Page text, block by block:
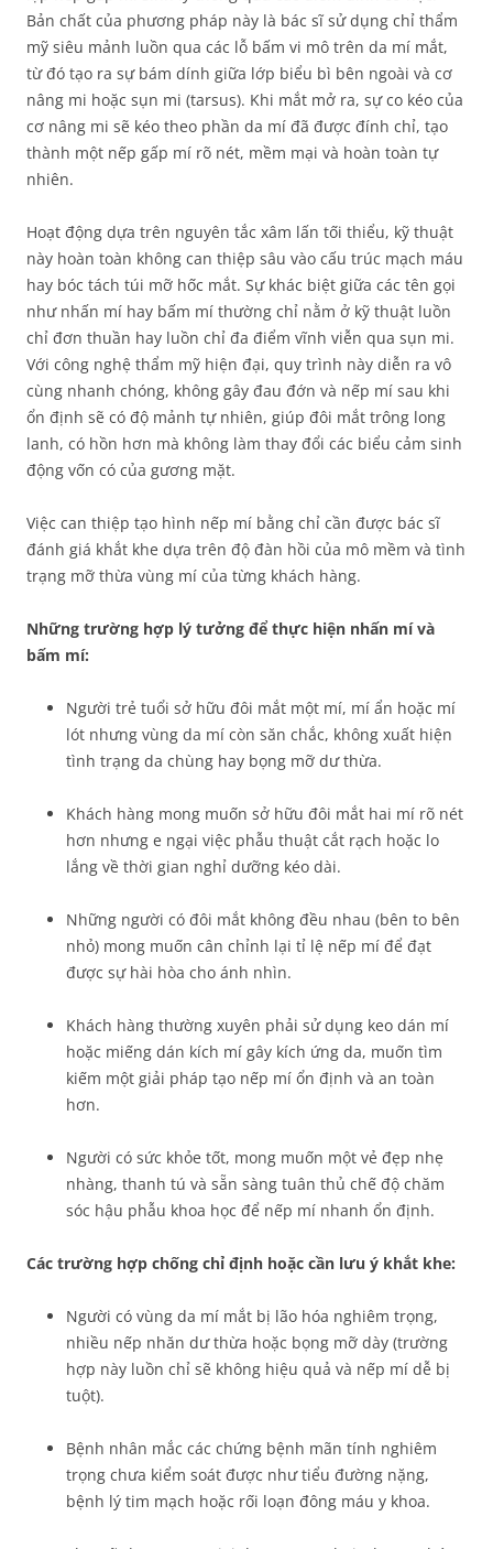
Bản chất của phương pháp này là bác sĩ sử dụng chỉ thẩm
mỹ siêu mảnh luồn qua các lỗ bấm vi mô trên da mí mắt,
từ đó tạo ra sự bám dính giữa lớp biểu bì bên ngoài và cơ
nâng mi hoặc sụn mi (tarsus). Khi mắt mở ra, sự co kéo của
cơ nâng mi sẽ kéo theo phần da mí đã được đính chỉ, tạo
thành một nếp gấp mí rõ nét, mềm mại và hoàn toàn tự
nhiên.
Hoạt động dựa trên nguyên tắc xâm lấn tối thiểu, kỹ thuật
này hoàn toàn không can thiệp sâu vào cấu trúc mạch máu
hay bóc tách túi mỡ hốc mắt. Sự khác biệt giữa các tên gọi
như nhấn mí hay bấm mí thường chỉ nằm ở kỹ thuật luồn
chỉ đơn thuần hay luồn chỉ đa điểm vĩnh viễn qua sụn mi.
Với công nghệ thẩm mỹ hiện đại, quy trình này diễn ra vô
cùng nhanh chóng, không gây đau đớn và nếp mí sau khi
ổn định sẽ có độ mảnh tự nhiên, giúp đôi mắt trông long
lanh, có hồn hơn mà không làm thay đổi các biểu cảm sinh
động vốn có của gương mặt.
Việc can thiệp tạo hình nếp mí bằng chỉ cần được bác sĩ
đánh giá khắt khe dựa trên độ đàn hồi của mô mềm và tình
trạng mỡ thừa vùng mí của từng khách hàng.
Những trường hợp lý tưởng để thực hiện nhấn mí và
bấm mí:
Người trẻ tuổi sở hữu đôi mắt một mí, mí ẩn hoặc mí
lót nhưng vùng da mí còn săn chắc, không xuất hiện
tình trạng da chùng hay bọng mỡ dư thừa.
Khách hàng mong muốn sở hữu đôi mắt hai mí rõ nét
hơn nhưng e ngại việc phẫu thuật cắt rạch hoặc lo
lắng về thời gian nghỉ dưỡng kéo dài.
Những người có đôi mắt không đều nhau (bên to bên
nhỏ) mong muốn cân chỉnh lại tỉ lệ nếp mí để đạt
được sự hài hòa cho ánh nhìn.
Khách hàng thường xuyên phải sử dụng keo dán mí
hoặc miếng dán kích mí gây kích ứng da, muốn tìm
kiếm một giải pháp tạo nếp mí ổn định và an toàn
hơn.
Người có sức khỏe tốt, mong muốn một vẻ đẹp nhẹ
nhàng, thanh tú và sẵn sàng tuân thủ chế độ chăm
sóc hậu phẫu khoa học để nếp mí nhanh ổn định.
Các trường hợp chống chỉ định hoặc cần lưu ý khắt khe:
Người có vùng da mí mắt bị lão hóa nghiêm trọng,
nhiều nếp nhăn dư thừa hoặc bọng mỡ dày (trường
hợp này luồn chỉ sẽ không hiệu quả và nếp mí dễ bị
tuột).
Bệnh nhân mắc các chứng bệnh mãn tính nghiêm
trọng chưa kiểm soát được như tiểu đường nặng,
bệnh lý tim mạch hoặc rối loạn đông máu y khoa.